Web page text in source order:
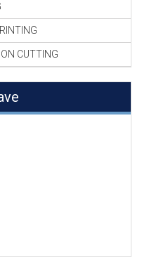
CUTTING